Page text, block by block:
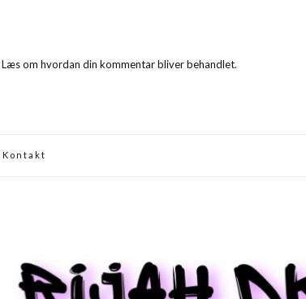
Læs om hvordan din kommentar bliver behandlet.
Kontakt